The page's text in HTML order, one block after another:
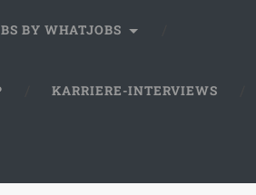
BY WHATJOBS
KARRIERE-INTERVIEWS